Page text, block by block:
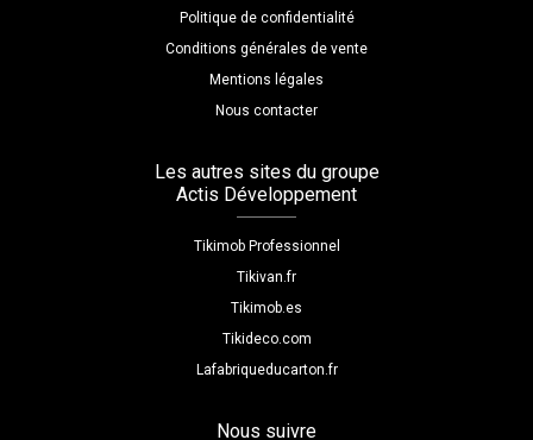
Politique de confidentialité
Conditions générales de vente
Mentions légales
Nous contacter
Les autres sites du groupe
Actis Développement
Tikimob Professionnel
Tikivan.fr
Tikimob.es
Tikideco.com
Lafabriqueducarton.fr
Nous suivre